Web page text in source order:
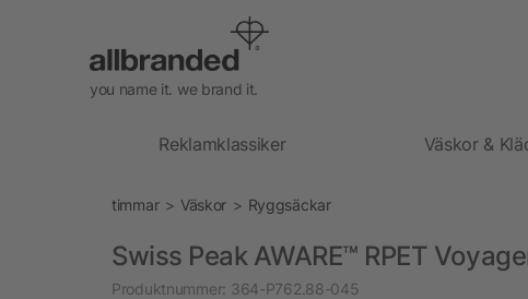
you name it. we brand it.
Reklamklassiker Väskor &
timmar Väskor Ryggsäckar
Swiss Peak AWARE™ RPET
Produktnummer: 364-P762.88-045